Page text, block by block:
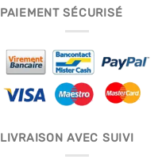
PAIEMENT SÉCURISÉ
LIVRAISON AVEC SUIVI